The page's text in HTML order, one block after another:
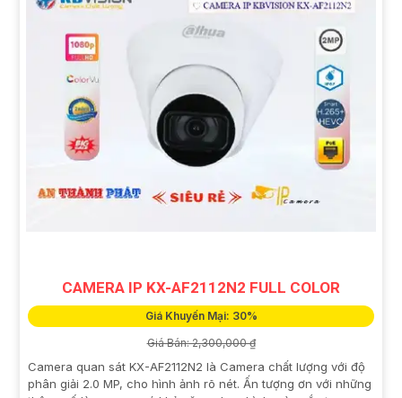
CAMERA IP KX-AF2112N2 FULL COLOR
Giá Khuyến Mại: 30%
Giá Bán: 2,300,000 ₫
Camera quan sát KX-AF2112N2 là Camera chất lượng với độ
phân giải 2.0 MP, cho hình ảnh rõ nét. Ấn tượng ơn với những